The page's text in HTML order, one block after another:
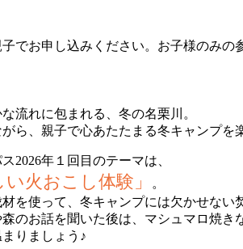
でお申し込みください。お子様のみの
流れに包まれる、冬の名栗川。
ら、親子で心あたたまる冬キャンプを
2026年１回目のテーマは、
火おこし体験」
。
を使って、冬キャンプには欠かせない
のお話を聞いた後は、マシュマロ焼き
りましょう♪